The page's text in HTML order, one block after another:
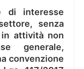
di interesse
senza
attività non
generale,
convenzione